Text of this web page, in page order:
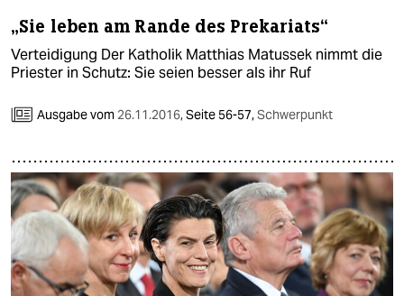
„Sie leben am Rande des Prekariats“
Verteidigung Der Katholik Matthias Matussek nimmt die
Priester in Schutz: Sie seien besser als ihr Ruf
Ausgabe vom 26.11.2016,Seite 56-57,Schwerpunkt